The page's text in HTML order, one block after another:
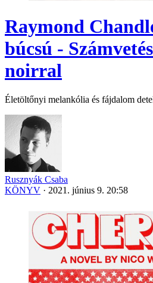
Raymond
búcsú -
noirral
Életöltőnyi melankólia és fájdalom
Rusznyák Csaba
KÖNYV · 2021. június 9. 20:58